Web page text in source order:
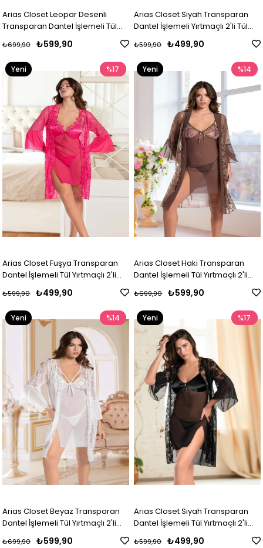
Arias Closet Leopar Desenli
Transparan Dantel İşlemeli Tül
Yırtmaçlı 2'li Gecelik Takımı
₺599,90
₺699,90
Arias Closet Siyah Transparan
Dantel İşlemeli Yırtmaçlı 2'li Tül
Gecelik Takımı
₺499,90
₺599,90
Arias Closet Fuşya Transparan
Dantel İşlemeli Tül Yırtmaçlı 2'li
Gecelik Takımı
₺499,90
₺599,90
%17
Yeni
Arias Closet Haki Transparan
Dantel İşlemeli Tül Yırtmaçlı 2'li
Gecelik Takımı
₺599,90
₺699,90
%14
Yeni
Arias Closet Beyaz Transparan
Dantel İşlemeli Tül Yırtmaçlı 2'li
Gecelik Takımı
₺599,90
₺699,90
%14
Yeni
Arias Closet Siyah Transparan
Dantel İşlemeli Tül Yırtmaçlı 2'li
Gecelik Takımı
₺499,90
₺599,90
%17
Yeni
Ürün